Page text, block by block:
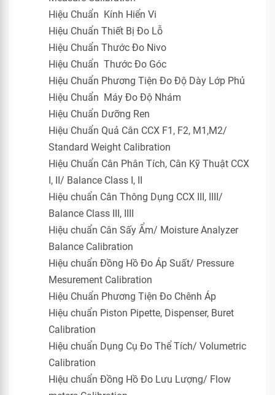
Hiệu Chuẩn Kính Hiển Vi
Hiệu Chuẩn Thiết Bị Đo Lỗ
Hiệu Chuẩn Thước Đo Nivo
Hiệu Chuẩn Thước Đo Góc
Hiệu Chuẩn Phương Tiện Đo Độ Dày Lớp Phủ
Hiệu Chuẩn Máy Đo Độ Nhám
Hiệu Chuẩn Dưỡng Ren
Hiệu Chuẩn Quả Cân CCX F1, F2, M1,M2/
Standard Weight Calibration
Hiệu Chuẩn Cân Phân Tích, Cân Kỹ Thuật CCX
I, II/ Balance Class I, II
Hiệu chuẩn Cân Thông Dụng CCX III, IIII/
Balance Class III, IIII
Hiệu chuẩn Cân Sấy Ẩm/ Moisture Analyzer
Balance Calibration
Hiệu chuẩn Đồng Hồ Đo Áp Suất/ Pressure
Mesurement Calibration
Hiệu Chuẩn Phương Tiện Đo Chênh Áp
Hiệu chuẩn Piston Pipette, Dispenser, Buret
Calibration
Hiệu chuẩn Dụng Cụ Đo Thể Tích/ Volumetric
Calibration
Hiệu chuẩn Đồng Hồ Đo Lưu Lượng/ Flow